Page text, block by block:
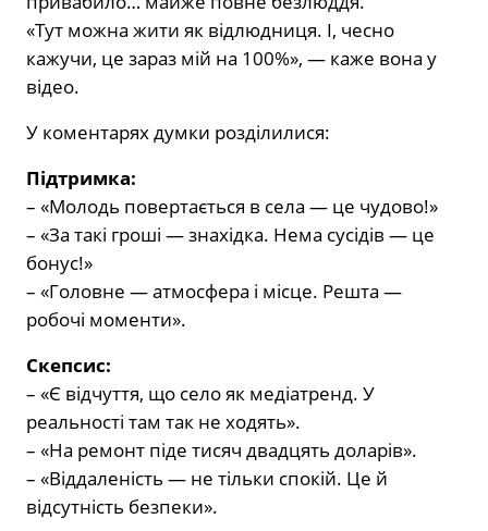
«Тут можна жити як відлюдниця. І, чесно
кажучи, це зараз мій на 100%», — каже вона у
відео.
У коментарях думки розділилися:
Підтримка:
– «Молодь повертається в села — це чудово!»
– «За такі гроші — знахідка. Нема сусідів — це
бонус!»
– «Головне — атмосфера і місце. Решта —
робочі моменти».
Скепсис:
– «Є відчуття, що село як медіатренд. У
реальності там так не ходять».
– «На ремонт піде тисяч двадцять доларів».
– «Віддаленість — не тільки спокій. Це й
відсутність безпеки».